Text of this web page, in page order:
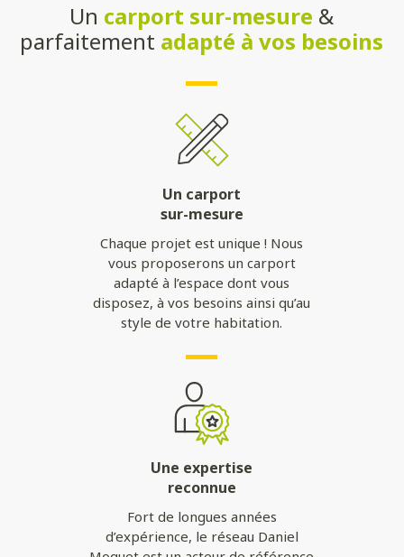
Un carport sur-mesure &
parfaitement adapté à vos besoins
Un carport
sur-mesure
Chaque projet est unique ! Nous
vous proposerons un carport
adapté à l’espace dont vous
disposez, à vos besoins ainsi qu’au
style de votre habitation.
Une expertise
reconnue
Fort de longues années
d’expérience, le réseau Daniel